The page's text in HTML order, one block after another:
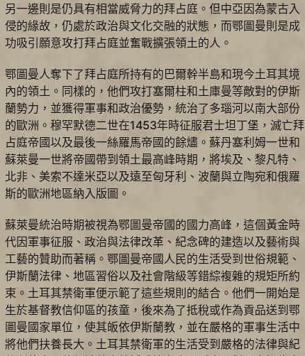
另一邊則是仍具有相當威脅力的拜占庭。但中亞因為蒙古入
侵的緣故，仍處於政治與文化交融的狀態，而鄂圖曼則是成
功吸引願意攻打拜占庭並奮戰擴張領土的人。
鄂圖曼人奪下了拜占庭所持有的巴爾幹半島和現今土耳其境
內的領土。同樣的，他們攻打塞爾柱和土庫曼等敵對的伊斯
蘭勢力，並獲得軍事和政治優勢，統治了多瑙河以南大部份
的歐洲。穆罕默德二世在1453年時征服君士坦丁堡，滅亡拜
占庭帝國以及最後一絲羅馬帝國的餘燼。蘇丹塞利姆一世和
蘇萊曼一世將帝國帶到領土最高峰時期，將埃及、黎凡特、
北非、美索不達米亞以及遠至匈牙利、波蘭與立陶宛和俄羅
斯的歐洲地區納入版圖。
蘇萊曼統治時期被視為鄂圖曼帝國的國力高峰，這個黃金時
代因軍事征服、政治與法律改革、紀念碑的建造以及藝術與
工藝的贊助而著稱。鄂圖曼帝國人民的生活受到世俗規範、
伊斯蘭法律、地區習俗以及社會階級等錯綜複雜的規矩所約
束。土耳其禁衛軍便示範了這些規則的結合。他們一開始是
生於基督教信仰區的孩童，後來為了抵稅或作為貢品送到鄂
圖曼國家單位，使其皈依伊斯蘭教，並在嚴格的軍事生活中
將他們扶養長大。土耳其禁衛軍的生活受到嚴格的法律與紀